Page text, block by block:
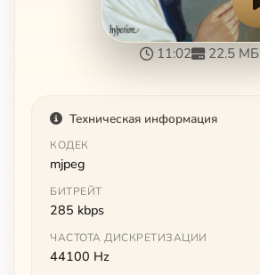
11:02 22.5 МБ
Техническая информация
КОДЕК
mjpeg
БИТРЕЙТ
285 kbps
ЧАСТОТА ДИСКРЕТИЗАЦИИ
44100 Hz